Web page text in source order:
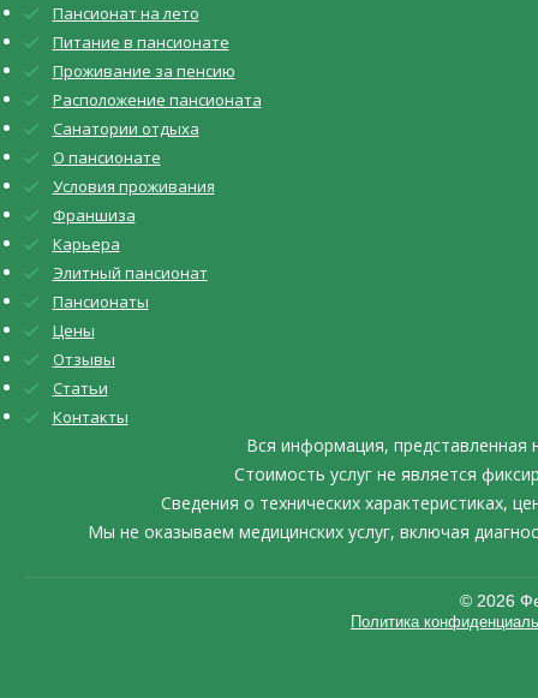
Пансионат на лето
Питание в пансионате
Проживание за пенсию
Расположение пансионата
Санатории отдыха
О пансионате
Условия проживания
Франшиза
Карьера
Элитный пансионат
Пансионаты
Цены
Отзывы
Статьи
Контакты
Вся информация, представленная
Стоимость услуг не является
Сведения о технических характеристиках,
Мы не оказываем медицинских услуг, включая
©️ 2026
Политика